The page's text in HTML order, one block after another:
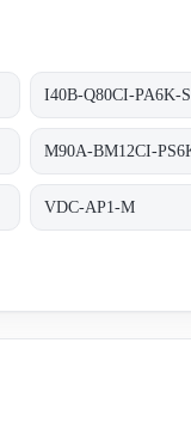
I40B-Q80CI-PA6K-S
VDC-AP1-M